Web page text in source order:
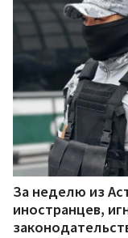
За неделю из
иностранцев,